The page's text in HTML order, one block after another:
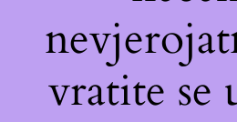
vratite se